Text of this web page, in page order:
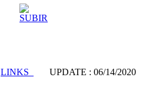
LINKS UPDATE : 06/14/2020